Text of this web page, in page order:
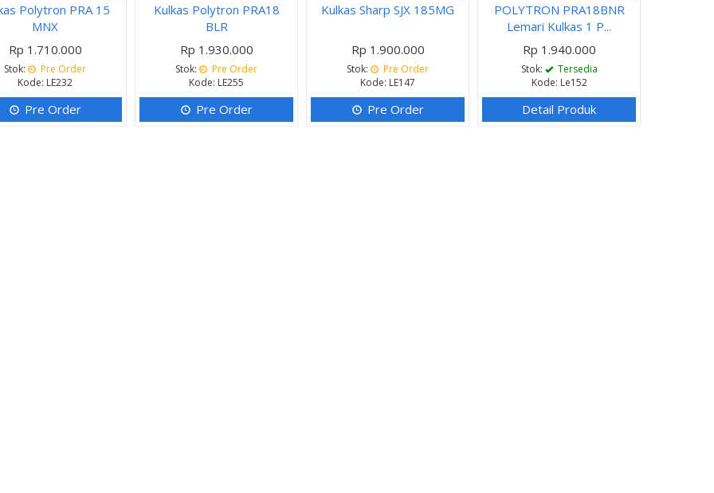
Polytron PRA 15
MNX
Rp 1.710.000
Stok:
Pre Order
Kode: LE232
Pre Order
Kulkas Polytron PRA18
BLR
Rp 1.930.000
Stok:
Pre Order
Kode: LE255
Pre Order
Kulkas Sharp SJX 185MG
Rp 1.900.000
Stok:
Pre Order
Kode: LE147
Pre Order
POLYTRON PRA18BNR
Lemari Kulkas 1 P...
Rp 1.940.000
Stok:
Tersedia
Kode: Le152
Detail Produk